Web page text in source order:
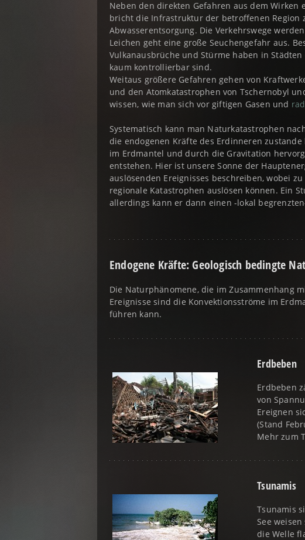
Neben den direkten Gefahren aus dem
bricht die Infrastruktur der betroffenen Region
Abwasserentsorgung. Die Verkehrswege
Leichen geht eine große Seuchengefahr aus.
Vulkanausbrüche und Stürme haben in
kaum kontrollierbar sind.
Weitaus größere Gefahren gehen von
und den Atomkatastrophen von Tschernobyl
wissen, wie man sich vor giftigen Gasen und
Systematisch kann man Naturkatastrophen
die endogenen Kräfte des Erdinneren
im Erdmantel und durch die Gravitation
entstehen. Hier ist unsere Sonne der
auslösenden Ereignisses beschreiben, wobei
regionale Katastrophen auslösen können. Ein
allerdings kann er dann einen -lokal
Endogene Kräfte: Geologisch bedingte
Die Naturphänomene, die im Zusammenhang
Ereignisse sind die Konvektionsströme im
führen kann.
Erdbeben
Erdbeben
von
Ereignen
(Stand
Mehr zum
Tsunamis
Tsunamis
See
die Welle